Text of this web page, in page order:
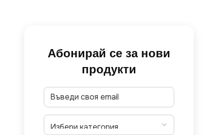
Абонирай се за нови
продукти